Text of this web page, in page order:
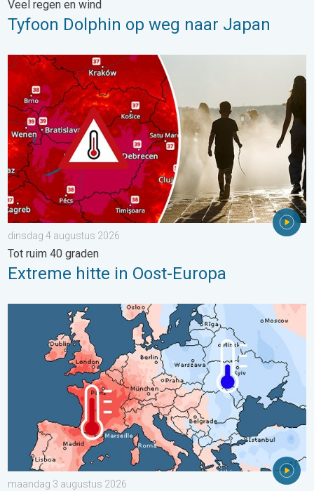
Veel regen en wind
Tyfoon Dolphin op weg naar Japan
Extreme hitte in Oost-Europa. Tot ruim 40 graden. . . dinsdag
dinsdag 4 augustus 2026
Tot ruim 40 graden
Extreme hitte in Oost-Europa
Grote weersverschillen in juli. Tweedeling Europa. . .
maandag 3 augustus 2026